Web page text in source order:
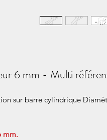
6 mm - Multi
sur barre cylindrique
mm.